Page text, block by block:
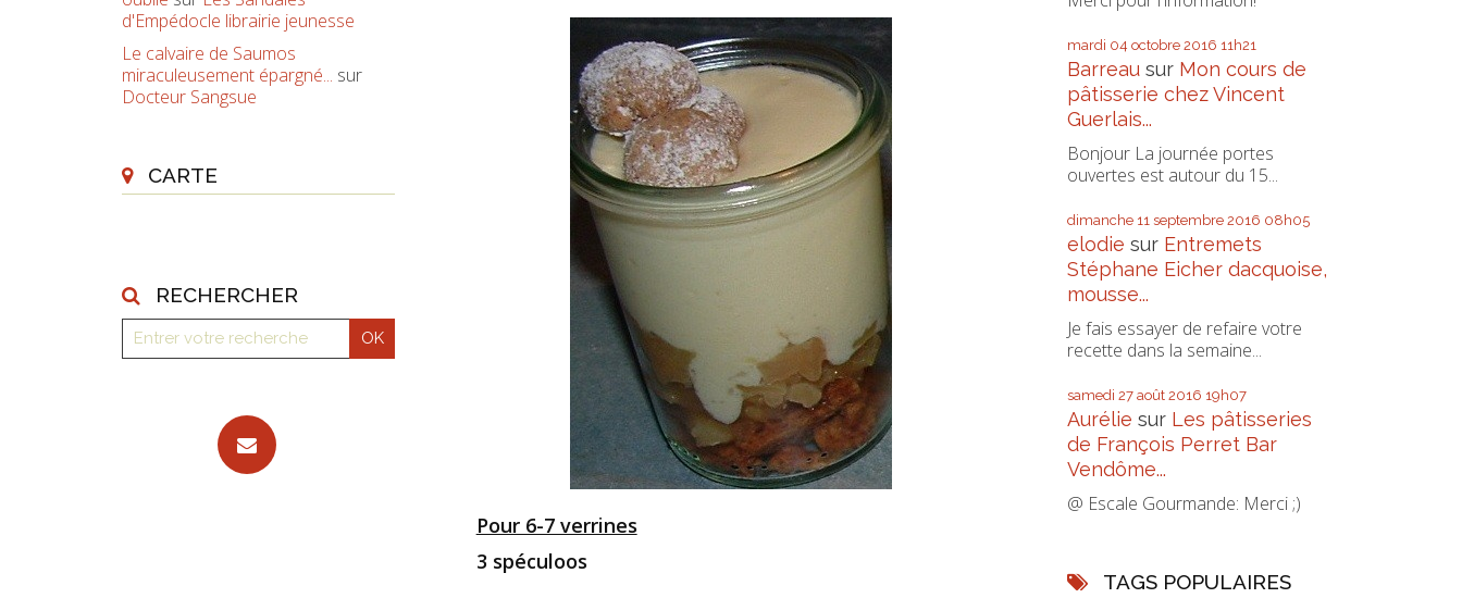
d'Empédocle librairie jeunesse
Le calvaire de Saumos
miraculeusement épargné... sur
Docteur Sangsue
CARTE
RECHERCHER
Pour 6-7 verrines
3 spéculoos
mardi 04 octobre 2016 11h21
Barreausur Mon cours de
pâtisserie chez Vincent
Guerlais...
Bonjour La journée portes
ouvertes est autour du 15...
dimanche 11 septembre 2016 08h05
elodie sur Entremets
Stéphane Eicher dacquoise,
mousse...
Je fais essayer de refaire votre
recette dans la semaine...
samedi 27 août 2016 19h07
Aurélie sur Les pâtisseries
de François Perret Bar
Vendôme...
@ Escale Gourmande: Merci ;)
TAGS POPULAIRES